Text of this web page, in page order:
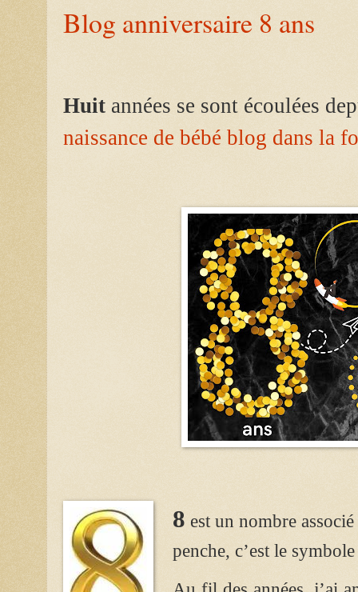
Blog anniversaire 8 ans
Huit années se sont écoulées
naissance de bébé blog dans la
8 est un nombre
penche, c’est le